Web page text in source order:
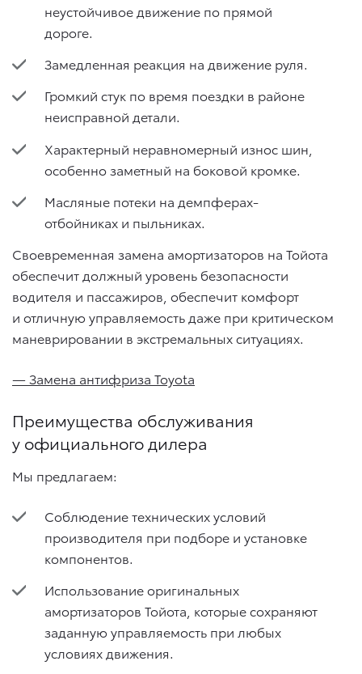
неустойчивое движение по прямой
дороге.
Замедленная реакция на движение руля.
Громкий стук по время поездки в районе
неисправной детали.
Характерный неравномерный износ шин,
особенно заметный на боковой кромке.
Масляные потеки на демпферах-
отбойниках и пыльниках.
Своевременная замена амортизаторов на Тойота
обеспечит должный уровень безопасности
водителя и пассажиров, обеспечит комфорт
и отличную управляемость даже при критическом
маневрировании в экстремальных ситуациях.
— Замена антифриза Toyota
Преимущества обслуживания
у официального дилера
Мы предлагаем:
Соблюдение технических условий
производителя при подборе и установке
компонентов.
Использование оригинальных
амортизаторов Тойота, которые сохраняют
заданную управляемость при любых
условиях движения.